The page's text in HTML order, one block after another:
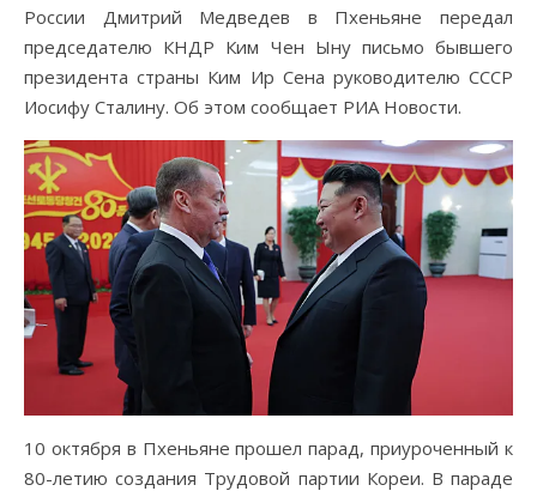
России Дмитрий Медведев в Пхеньяне передал
председателю КНДР Ким Чен Ыну письмо бывшего
президента страны Ким Ир Сена руководителю СССР
Иосифу Сталину. Об этом сообщает РИА Новости.
10 октября в Пхеньяне прошел парад, приуроченный к
80-летию создания Трудовой партии Кореи. В параде